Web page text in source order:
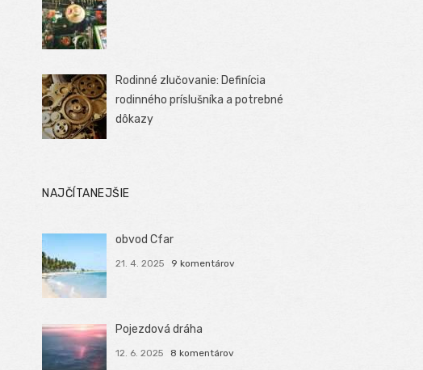
Rodinné zlučovanie: Definícia
rodinného príslušníka a potrebné
dôkazy
NAJČÍTANEJŠIE
obvod Cfar
21. 4. 2025 9 komentárov
Pojezdová dráha
12. 6. 2025 8 komentárov